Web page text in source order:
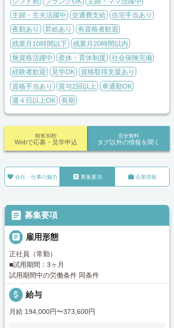
主婦・主夫活躍中
交通費支給
住宅手当あり
夜勤あり
昇給あり
有資格者歓迎
残業月10時間以下
残業月20時間以内
無資格活躍中
産休・育休制度
社会保険完備
経験者歓迎
見学OK
資格取得支援あり
資格手当あり
賞与2回以上
車通勤OK
週４日以上OK
長期
完全無料
タグ以外の情報を聞く
簡単30秒
Webで応募・見学申込
 会社・仕事の魅力  募集要項 企業情報
 募集要項
 雇用形態
正社員（常勤）
■試用期間：3ヶ月
試用期間中の労働条件 同条件
attach_money 給与
月給 194,000円〜373,600円